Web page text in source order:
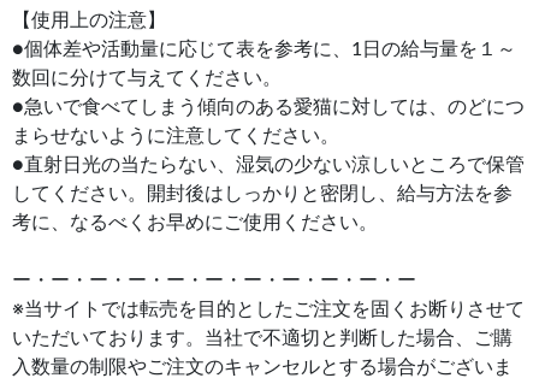
【使用上の注意】
●個体差や活動量に応じて表を参考に、1日の給与量を１～
数回に分けて与えてください。
●急いで食べてしまう傾向のある愛猫に対しては、のどにつ
まらせないように注意してください。
●直射日光の当たらない、湿気の少ない涼しいところで保管
してください。開封後はしっかりと密閉し、給与方法を参
考に、なるべくお早めにご使用ください。
ー・ー・ー・ー・ー・ー・ー・ー・ー・ー・ー
※当サイトでは転売を目的としたご注文を固くお断りさせて
いただいております。当社で不適切と判断した場合、ご購
入数量の制限やご注文のキャンセルとする場合がございま